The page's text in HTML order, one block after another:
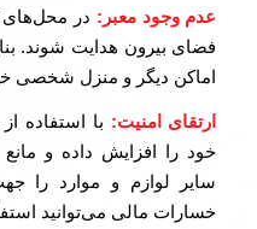
عدم وجود معبر: در محل‌های
فضای بیرون هدایت شوند.
اماکن دیگر و منزل شخصی
ارتقای امنیت: با استفاده
خود را افزایش داده و
سایر لوازم و موارد را
خسارات مالی می‌توانید